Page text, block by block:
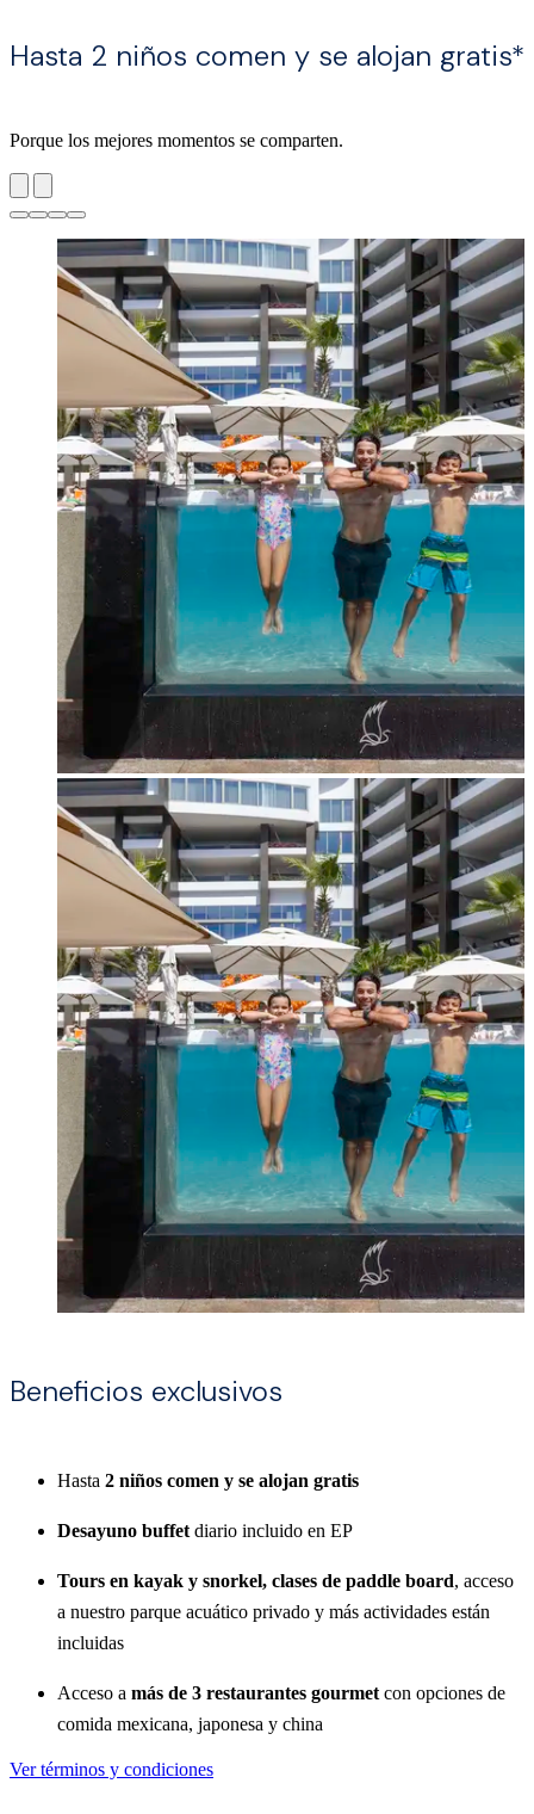
Hasta 2 niños comen y se alojan gratis*
Porque los mejores momentos se comparten.
Beneficios exclusivos
Hasta 2 niños comen y se alojan gratis
Desayuno buffet diario incluido en EP
Tours en kayak y snorkel, clases de paddle board, acceso
a nuestro parque acuático privado y más actividades están
incluidas
Acceso a más de 3 restaurantes gourmet con opciones de
comida mexicana, japonesa y china
Ver términos y condiciones